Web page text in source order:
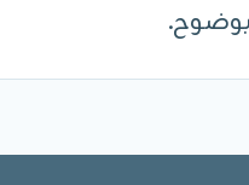
بوضوح.